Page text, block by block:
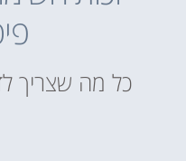
כל מה שצריך